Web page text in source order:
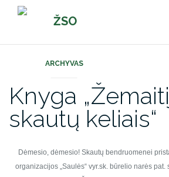
Pereiti
ŽSO
ARCHYVAS
Knyga
skautų keliais“
Dėmesio, dėmesio! Skautų bendruomenei
organizacijos „Saulės“ vyr.sk. būrelio narės pat.